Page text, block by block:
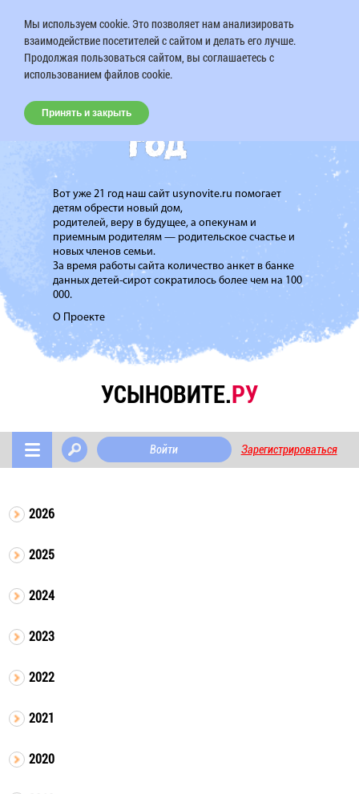
Вот уже 21 год наш сайт usynovite.ru помогает
детям обрести новый дом,
родителей, веру в будущее, а опекунам и
приемным родителям — родительское счастье и
новых членов семьи.
За время работы сайта количество анкет в банке
данных детей-сирот сократилось более чем на 100
000.
О Проекте
УСЫНОВИТЕ.РУ
Войти Зарегистрироваться
2026
2025
2024
2023
2022
2021
2020
Мы используем cookie. Это позволяет нам анализировать
взаимодействие посетителей с сайтом и делать его лучше.
Продолжая пользоваться сайтом, вы соглашаетесь с
использованием файлов cookie.
Принять и закрыть